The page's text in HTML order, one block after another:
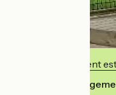
Cet établissement
Voir ses